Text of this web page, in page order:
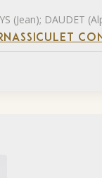
(Jean); DAUDET